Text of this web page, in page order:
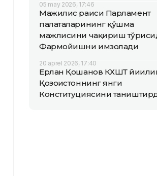
05 may 2026, 17:46
Мажилис раиси Парламент
палаталарининг қўшма
мажлисини чақириш
Фармойишни имзолади
20 aprel 2026, 17:40
Ерлан Қошанов КХШТ
Қозоғистоннинг янги
Конституциясини